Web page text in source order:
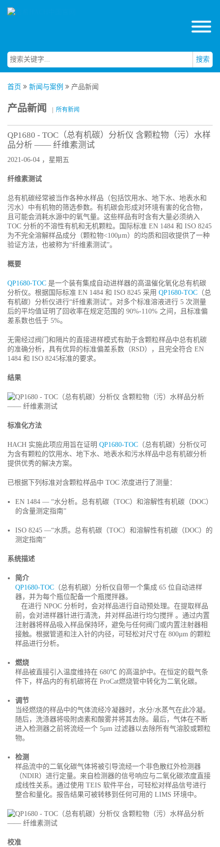
搜索
首页 新闻与案例 产品新闻
产品新闻 所有新闻
QP1680 - TOC（总有机碳）分析仪 含颗粒物（污）水样
品分析 —— 纤维素测试
2021-06-04 ，星期五
纤维素测试
总有机碳经常被当作各种水样品（包括饮用水、地下水、地表水和
污水）中有机物的筛选参数。有机碳会形成对环境有害的化合物，
且可能会消耗水源中的氧气量。这些样品有时含有大量必须纳入
TOC 分析的不溶性有机和无机颗粒。国际标准 EN 1484 和 ISO 8245
为不完全溶解样品成分（颗粒物<100μm）的均质和回收提供了一种
验证方法，也被称为“纤维素测试”。
概要
QP1680-TOC 是一个装有集成自动进样器的高温催化氧化总有机碳
分析仪。根据国际标准 EN 1484 和 ISO 8245 采用 QP1680-TOC （总
有机碳）分析仪进行“纤维素测试”。对多个标准溶液进行 5 次测量
后的平均值证明了回收率在规定范围的 90%-110% 之间，且标准偏
差系数也低于 5%。
无需经过阀门和隔片的直接进样模式有助于含颗粒样品中总有机碳
的准确分析，具有优异的标准偏差系数（RSD），且完全符合 EN
1484 和 ISO 8245标准的要求。
结果
标准化方法
HACH 实施此项应用旨在证明 QP1680-TOC （总有机碳）分析仪可
为含有颗粒的饮用水、地下水、地表水和污水样品中总有机碳分析
提供优秀的解决方案。
已根据下列标准对含颗粒样品中 TOC 浓度进行了测量：
EN 1484 — “水分析。总有机碳（TOC）和溶解性有机碳（DOC）
的含量测定指南”
ISO 8245 —“水质。总有机碳（TOC）和溶解性有机碳（DOC）的
测定指南”
系统描述
简介
QP1680-TOC （总有机碳）分析仪自带一个集成 65 位自动进样
器，并为每个瓶位配备一个瓶搅拌器。
在进行 NPOC 分析时，会对样品进行自动预处理。在提取样品
前，会对进样器针进行清洗，并对样品进行均匀搅拌 。通过内置
注射器将样品吸入样品保持环，避免与任何阀门或内置注射器相
接触。根据管道和注入针的内径，可轻松对尺寸在 800µm 的颗粒
样品进行分析。
燃烧
样品被直接引入温度维持在 680℃ 的高温炉中。在恒定的载气条
件下，样品内的有机碳将在 ProCat燃烧管中转化为二氧化碳。
调节
当经燃烧的样品中的气体流经冷凝器时，水分/水蒸气在此冷凝。
随后，洗涤器将吸附卤素和酸雾并将其去除。最后，气体在不断
进入检测器之前将流经一个 5µm 过滤器以去除所有气溶胶或颗粒
物。
检测
样品流中的二氧化碳气体将被引导流经一个非色散红外检测器
（NDIR）进行定量。来自检测器的信号响应与二氧化碳浓度直接
成线性关系。通过使用 TEIS 软件平台，可轻松对样品信号进行
整合和量化。报告结果可被转移到任何可用的 LIMS 环境中。
校准